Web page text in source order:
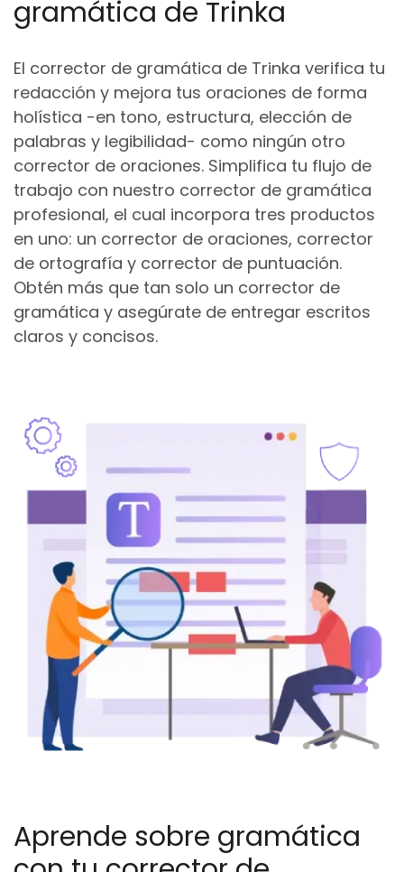
gramática de Trinka
El corrector de gramática de Trinka verifica tu
redacción y mejora tus oraciones de forma
holística -en tono, estructura, elección de
palabras y legibilidad- como ningún otro
corrector de oraciones. Simplifica tu flujo de
trabajo con nuestro corrector de gramática
profesional, el cual incorpora tres productos
en uno: un corrector de oraciones, corrector
de ortografía y corrector de puntuación.
Obtén más que tan solo un corrector de
gramática y asegúrate de entregar escritos
claros y concisos.
Aprende sobre gramática